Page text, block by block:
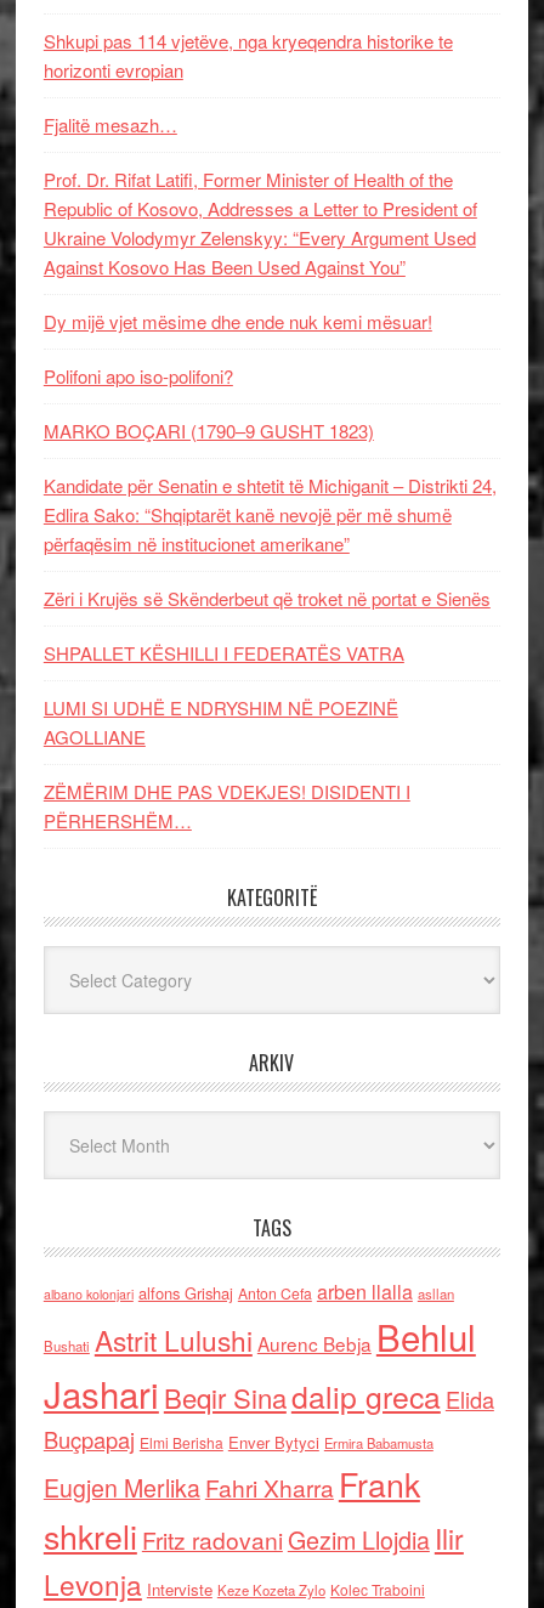
Shkupi pas 114 vjetëve, nga kryeqendra historike te
horizonti evropian
Fjalitë mesazh…
Prof. Dr. Rifat Latifi, Former Minister of Health of the
Republic of Kosovo, Addresses a Letter to President of
Ukraine Volodymyr Zelenskyy: “Every Argument Used
Against Kosovo Has Been Used Against You”
Dy mijë vjet mësime dhe ende nuk kemi mësuar!
Polifoni apo iso-polifoni?
MARKO BOÇARI (1790–9 GUSHT 1823)
Kandidate për Senatin e shtetit të Michiganit – Distrikti 24,
Edlira Sako: “Shqiptarët kanë nevojë për më shumë
përfaqësim në institucionet amerikane”
Zëri i Krujës së Skënderbeut që troket në portat e Sienës
SHPALLET KËSHILLI I FEDERATËS VATRA
LUMI SI UDHË E NDRYSHIM NË POEZINË
AGOLLIANE
ZËMËRIM DHE PAS VDEKJES! DISIDENTI I
PËRHERSHËM…
KATEGORITË
ARKIV
TAGS
albano kolonjari alfons Grishaj Anton Cefa arben llalla asllan
Bushati Astrit Lulushi Aurenc Bebja Behlul
Jashari Beqir Sinadalip grecaElida
Buçpapaj Elmi Berisha Enver Bytyci Ermira Babamusta
Eugjen MerlikaFahri Xharra Frank
shkreli Fritz radovaniGezim Llojdia Ilir
Levonja Interviste Keze Kozeta Zylo Kolec Traboini